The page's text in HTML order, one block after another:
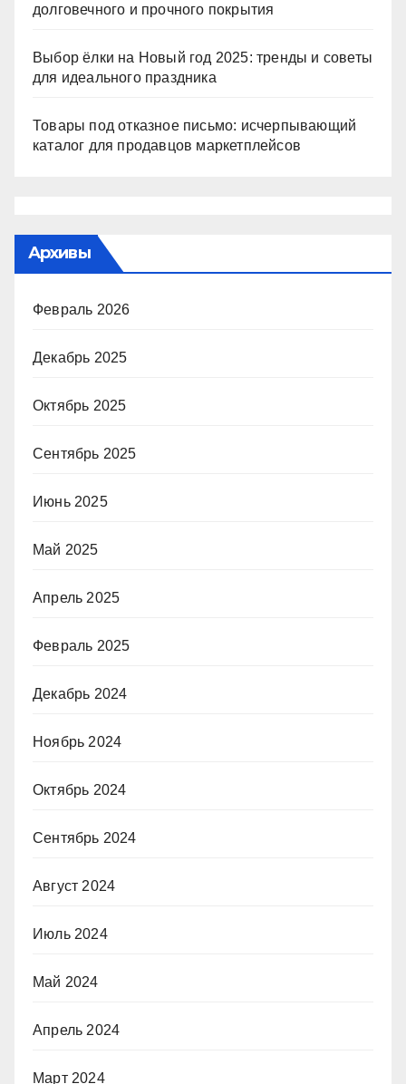
долговечного и прочного покрытия
Выбор ёлки на Новый год 2025: тренды и советы
для идеального праздника
Товары под отказное письмо: исчерпывающий
каталог для продавцов маркетплейсов
Архивы
Февраль 2026
Декабрь 2025
Октябрь 2025
Сентябрь 2025
Июнь 2025
Май 2025
Апрель 2025
Февраль 2025
Декабрь 2024
Ноябрь 2024
Октябрь 2024
Сентябрь 2024
Август 2024
Июль 2024
Май 2024
Апрель 2024
Март 2024